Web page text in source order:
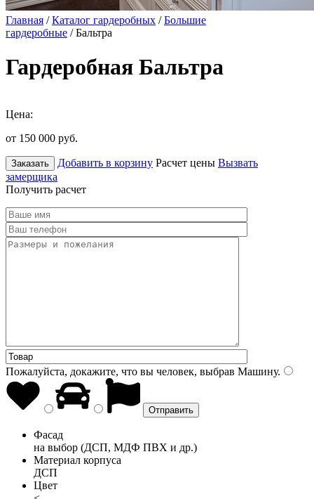
Главная /Каталог гардеробных /Большие
гардеробные / Бальтра
Гардеробная Бальтра
Цена:
от 150 000 руб.
Заказать Добавить в корзину Расчет цены Вызвать
замерщика
Получить расчет
Пожалуйста, докажите, что вы человек, выбрав Машину.
Фасад
на выбор (ДСП, МДФ ПВХ и др.)
Материал корпуса
ДСП
Цвет